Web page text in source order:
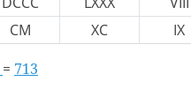
CM XC IX
= 713